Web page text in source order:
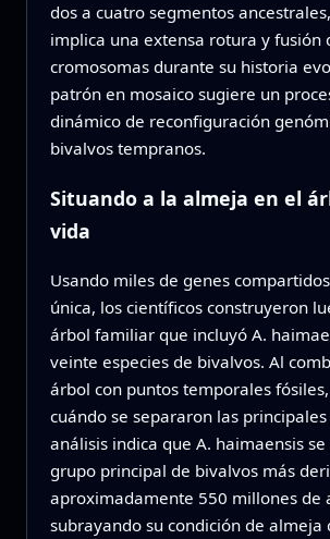
dos a cuatro segmentos
implica una extensa rotura y fusión
cromosomas durante su historia
patrón en mosaico sugiere un
dinámico de reconfiguración
bivalvos tempranos.
Situando a la almeja en el
vida
Usando miles de genes
única, los científicos construyeron
árbol familiar que incluyó A.
veinte especies de bivalvos. Al
árbol con puntos temporales
cuándo se separaron las principales
análisis indica que A. haimaensis
grupo principal de bivalvos más
aproximadamente 550 millones de
subrayando su condición de almeja